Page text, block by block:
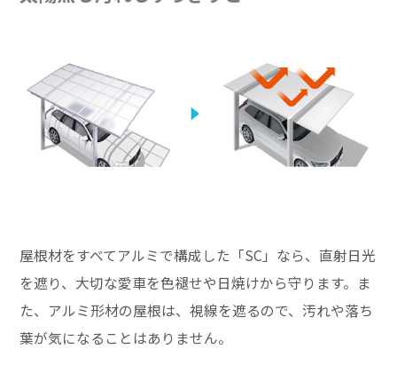
屋根材をすべてアルミで構成した「SC」なら、直射日光
を遮り、大切な愛車を色褪せや日焼けから守ります。ま
た、アルミ形材の屋根は、視線を遮るので、汚れや落ち
葉が気になることはありません。